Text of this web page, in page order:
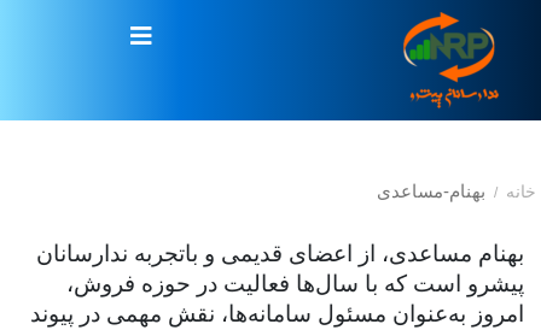
خانه / بهنام-مساعدی
بهنام مساعدی، از اعضای قدیمی و باتجربه‌ ندارسانان
پیشرو است که با سال‌ها فعالیت در حوزه‌ فروش،
امروز به‌عنوان مسئول سامانه‌ها، نقش مهمی در پیوند